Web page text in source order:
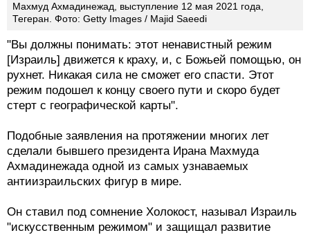
Махмуд Ахмадинежад, выступление 12 мая 2021 года,
Тегеран. Фото: Getty Images / Majid Saeedi
"Вы должны понимать: этот ненавистный режим
[Израиль] движется к краху, и, с Божьей помощью, он
рухнет. Никакая сила не сможет его спасти. Этот
режим подошел к концу своего пути и скоро будет
стерт с географической карты".
Подобные заявления на протяжении многих лет
сделали бывшего президента Ирана Махмуда
Ахмадинежада одной из самых узнаваемых
антиизраильских фигур в мире.
Он ставил под сомнение Холокост, называл Израиль
"искусственным режимом" и защищал развитие